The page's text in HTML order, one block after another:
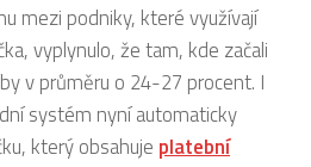
mezi podniky, které využívají
vyplynulo, že tam, kde začali
v průměru o 24-27 procent. I
systém nyní automaticky
který obsahuje platební